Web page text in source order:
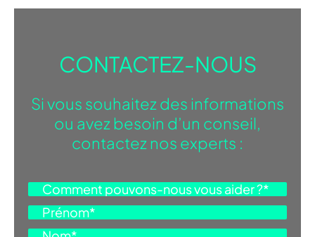
CONTACTEZ-NOUS
Si vous souhaitez des informations
ou avez besoin d’un conseil,
contactez nos experts :